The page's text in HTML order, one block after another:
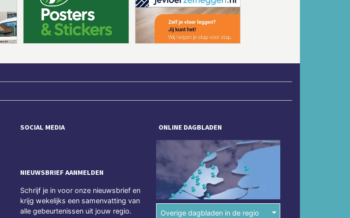
SOCIAL MEDIA
NIEUWSBRIEF AANMELDEN
Schrijf je in voor onze nieuwsbrief en
krijg wekelijks een samenvatting van
alle gebeurtenissen uit jouw regio.
ONLINE DAGBLADEN
Overige dagbladen in de regio